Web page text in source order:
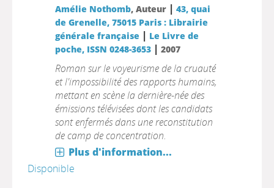
Amélie Nothomb, Auteur | 43, quai
de Grenelle, 75015 Paris : Librairie
générale française | Le Livre de
poche, ISSN 0248-3653| 2007
Roman sur le voyeurisme de la cruauté
et l'impossibilité des rapports humains,
mettant en scène la dernière-née des
émissions télévisées dont les candidats
sont enfermés dans une reconstitution
de camp de concentration.
Plus d'information...
Disponible